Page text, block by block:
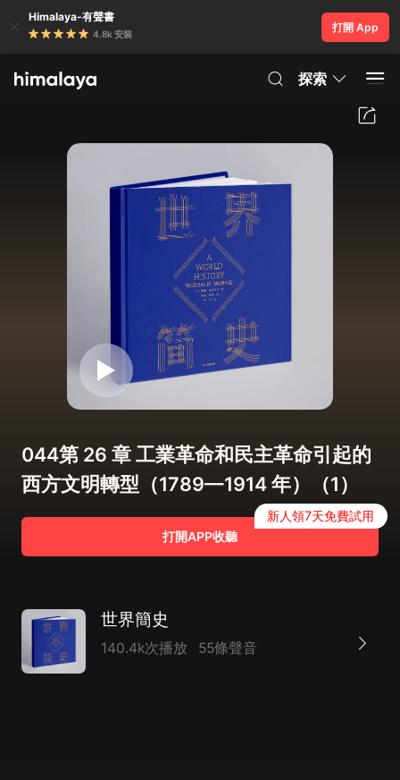
Himalaya-有聲書
4.8k 安裝
打開 App
探索
044第 26 章 工業革命和民主革命引起的
西方文明轉型（1789—1914 年）（1）
打開APP收聽
新人領7天免費試用
世界簡史
140.4k次播放 55條聲音